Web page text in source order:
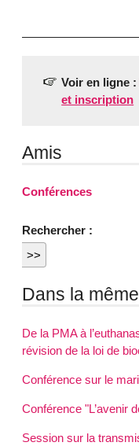
Voir en ligne :
et inscription
Amis
Conférences
Rechercher :
Dans la
De la PMA à
révision de la loi de
Conférence sur le
Conférence "L’avenir
Session sur la